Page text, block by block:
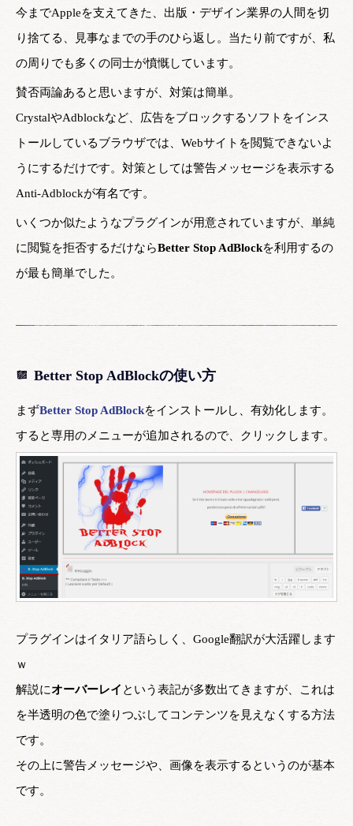
今までAppleを支えてきた、出版・デザイン業界の人間を切
り捨てる、見事なまでの手のひら返し。当たり前ですが、私
の周りでも多くの同士が憤慨しています。
賛否両論あると思いますが、対策は簡単。
CrystalやAdblockなど、広告をブロックするソフトをインス
トールしているブラウザでは、Webサイトを閲覧できないよ
うにするだけです。対策としては警告メッセージを表示する
Anti-Adblockが有名です。
いくつか似たようなプラグインが用意されていますが、単純
に閲覧を拒否するだけならBetter Stop AdBlockを利用するの
が最も簡単でした。
Better Stop AdBlockの使い方
まずBetter Stop AdBlockをインストールし、有効化します。
すると専用のメニューが追加されるので、クリックします。
プラグインはイタリア語らしく、Google翻訳が大活躍します
ｗ
解説にオーバーレイ という表記が多数出てきますが、これは
を半透明の色で塗りつぶしてコンテンツを見えなくする方法
です。
その上に警告メッセージや、画像を表示するというのが基本
です。